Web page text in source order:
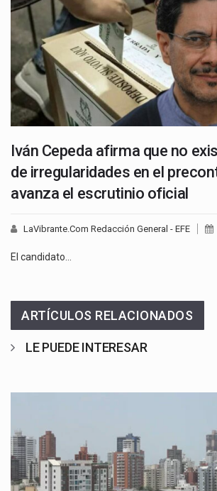
Iván Cepeda afirma que no
de irregularidades en el
avanza el escrutinio oficial
LaVibrante.Com Redacción General - EFE
El candidato…
ARTÍCULOS RELACIONADOS
LE PUEDE INTERESAR